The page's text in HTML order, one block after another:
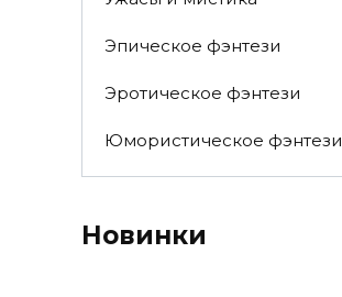
Эпическое фэнтези
Эротическое фэнтези
Юмористическое фэнтези
Новинки